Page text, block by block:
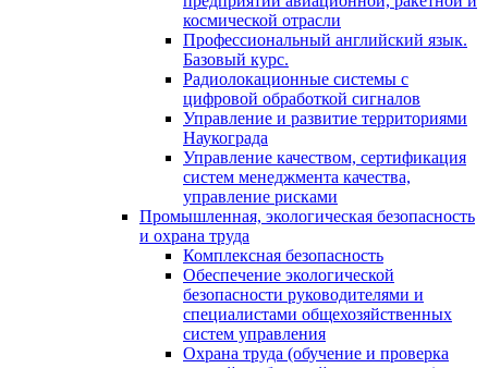
космической отрасли
Профессиональный английский язык.
Базовый курс.
Радиолокационные системы с
цифровой обработкой сигналов
Управление и развитие территориями
Наукограда
Управление качеством, сертификация
систем менеджмента качества,
управление рисками
Промышленная, экологическая безопасность
и охрана труда
Комплексная безопасность
Обеспечение экологической
безопасности руководителями и
специалистами общехозяйственных
систем управления
Охрана труда (обучение и проверка